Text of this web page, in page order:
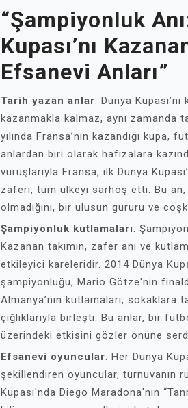
“Şampiyonluk
Kupası’nı
Efsanevi Anları”
Tarih yazan anlar: Dünya
kazanmakla kalmaz, aynı zamanda
yılında Fransa’nın kazandığı
anlardan biri olarak hafızalara
vuruşlarıyla Fransa, ilk Dünya
zaferi, tüm ülkeyi sarhoş etti. Bu
olmadığını, bir ulusun gururu ve
Şampiyonluk kutlamaları:
Kazanan takımın, zafer anı ve
etkileyici kareleridir. 2014 Dünya
şampiyonluğu, Mario Götze'nin
Almanya’nın kutlamaları, sokaklara
çığlıklarıyla birleşti. Bu anlar, bir
üzerindeki etkisini gözler önüne
Efsanevi oyuncular: Her Dünya
şekillendiren oyuncular, turnuvanın
Kupası'nda Diego Maradona'nın